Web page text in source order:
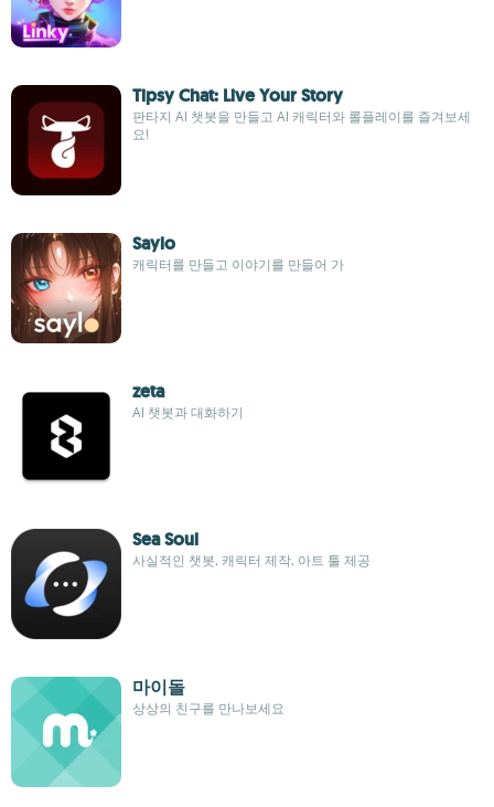
Tipsy Chat: Live Your Story
판타지 AI 챗봇을 만들고 AI 캐릭터와 롤플레이를 즐겨보세
요!
Saylo
캐릭터를 만들고 이야기를 만들어 가
zeta
AI 챗봇과 대화하기
Sea Soul
사실적인 챗봇, 캐릭터 제작, 아트 툴 제공
마이돌
상상의 친구를 만나보세요